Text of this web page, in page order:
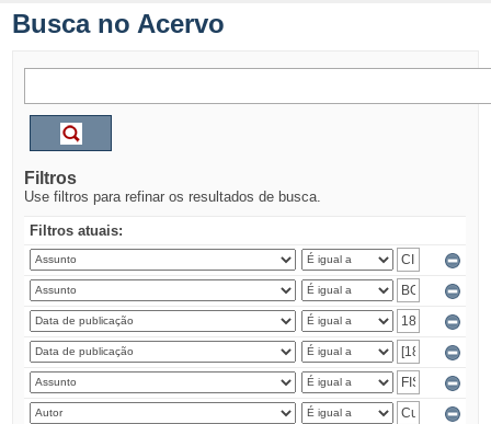
Busca no Acervo
Filtros
Use filtros para refinar os resultados de busca.
Filtros atuais: